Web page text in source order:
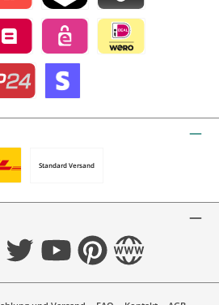
by mollie
TWINT by mollieBlik by mollie
by mollieeps by mollie
Standard Versand
Twitter YouTubePinterestWebsite